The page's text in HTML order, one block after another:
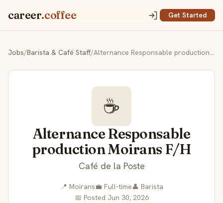
career.coffee Get Started
Jobs/Barista & Café Staff/ Alternance Responsable production Moirans F/H
☕
Alternance Responsable
production Moirans F/H
Café de la Poste
📍 Moirans💼 Full-time👤 Barista
📅 Posted Jun 30, 2026